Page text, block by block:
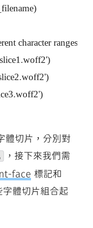
character ranges
體切片，分別對
，接下來我們需
face 標記和
體切片組合起